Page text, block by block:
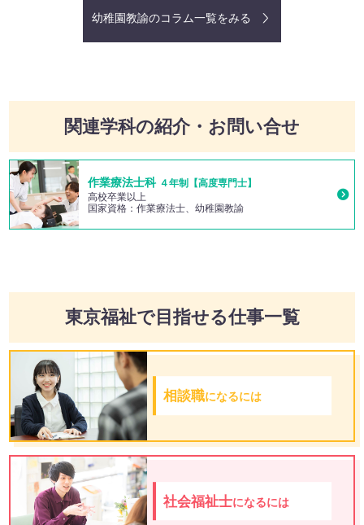
幼稚園教諭のコラム一覧をみる
関連学科の紹介・お問い合せ
作業療法士科 ４年制【高度専門士】
高校卒業以上
国家資格：作業療法士、幼稚園教諭
東京福祉で目指せる仕事一覧
相談職になるには
社会福祉士になるには